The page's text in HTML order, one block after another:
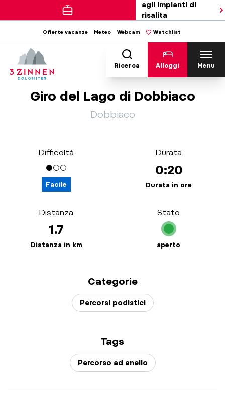
agli impianti di
risalita
Offerte vacanze Meteo Webcam Watchlist
Ricerca Alloggi Menu
Giro del Lago di Dobbiaco
Dobbiaco
Difficoltà
Facile
Durata
0:20
Durata in ore
Distanza
1.7
Distanza in km
Stato
aperto
Categorie
Percorsi podistici
Tags
Percorso ad anello